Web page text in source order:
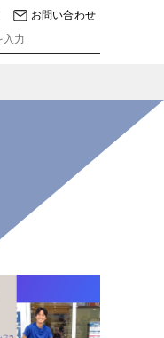
お問い合わせ